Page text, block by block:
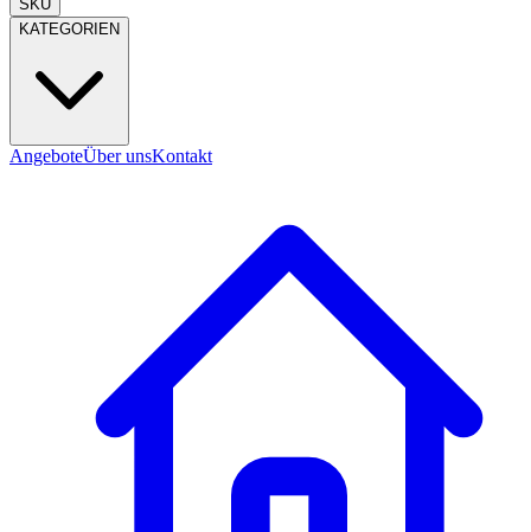
SKU
KATEGORIEN
AngeboteÜber unsKontakt